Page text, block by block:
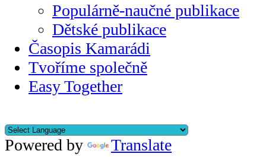
Populárně-naučné publikace
Dětské publikace
Časopis Kamarádi
Tvoříme společně
Easy Together
Powered by
Translate